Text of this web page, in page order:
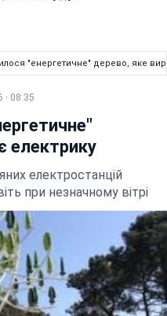
"енергетичне" дерево, яке
· 08:35
електрику
електростанцій
при незначному вітрі